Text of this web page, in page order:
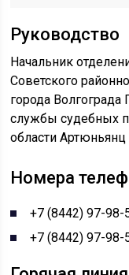
Руководство
Начальник
Советского
города
службы судебных
области
Номера
+7 (8442) 97-98-
+7 (8442) 97-98-